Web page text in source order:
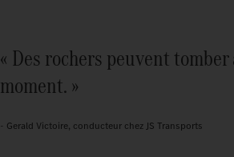
« Des rochers peuvent
moment. »
- Gerald Victoire, conducteur chez JS Transports